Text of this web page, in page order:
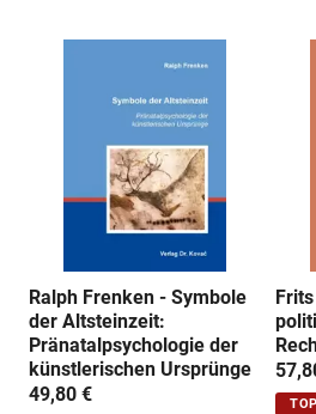
Ralph Frenken - Symbole
der Altsteinzeit:
Pränatalpsychologie der
künstlerischen Ursprünge
49,80 €
TOP